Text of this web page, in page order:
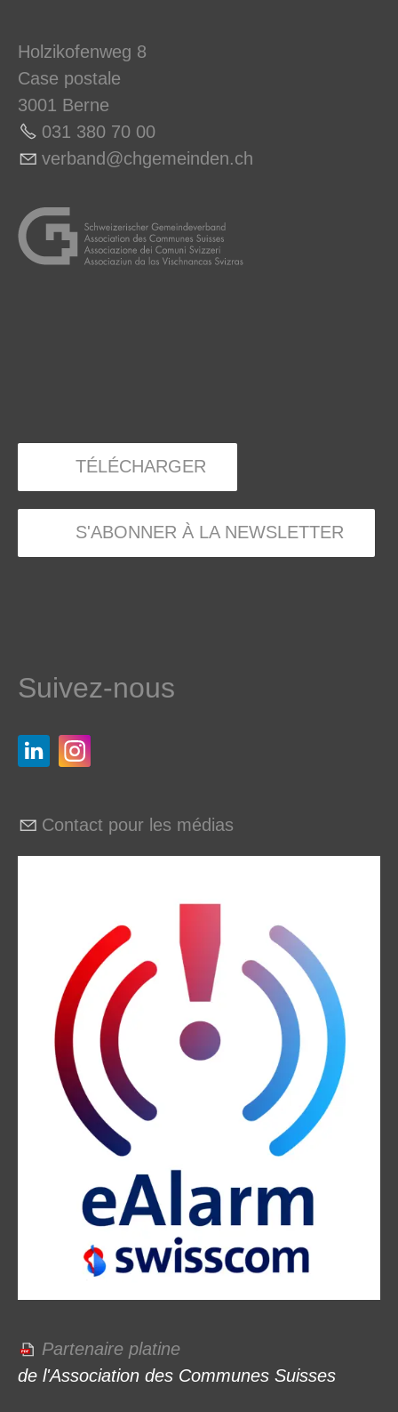
Holzikofenweg 8
Case postale
3001 Berne
031 380 70 00
v rb nd chg m nd n ch
TÉLÉCHARGER
S'ABONNER À LA NEWSLETTER
Suivez-nous
Contact pour les médias
Partenaire platine
de l'Association des Communes Suisses